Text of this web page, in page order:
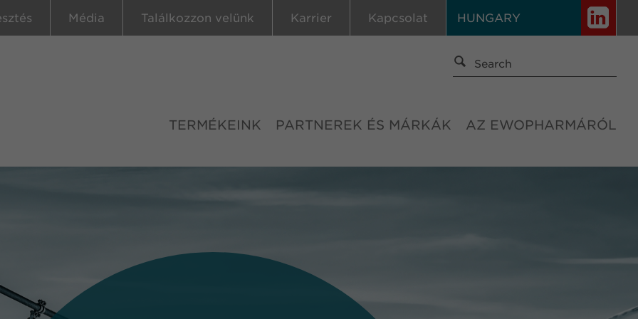
HUNGARY
Média Találkozzon velünk Karrier Kapcsolat
TERMÉKEINK PARTNEREK ÉS MÁRKÁK AZ EWOPHARMÁRÓL